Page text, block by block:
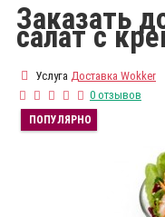
Заказать
салат с
Услуга Доставка Wokker
0 отзывов
ПОПУЛЯРНО